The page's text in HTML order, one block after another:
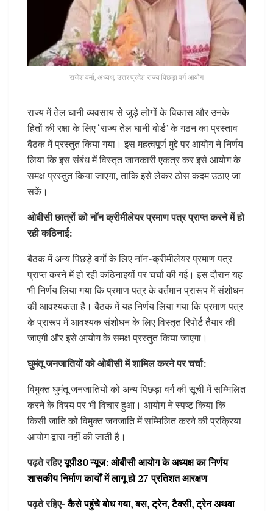
राजेश वर्मा, अध्यक्ष, उत्तर प्रदेश राज्य पिछड़ा वर्ग आयोग
राज्य में तेल घानी व्यवसाय से जुड़े लोगों के विकास और उनके
हितों की रक्षा के लिए ‘राज्य तेल घानी बोर्ड’ के गठन का प्रस्ताव
बैठक में प्रस्तुत किया गया। इस महत्वपूर्ण मुद्दे पर आयोग ने निर्णय
लिया कि इस संबंध में विस्तृत जानकारी एकत्र कर इसे आयोग के
समक्ष प्रस्तुत किया जाएगा, ताकि इसे लेकर ठोस कदम उठाए जा
सकें।
ओबीसी छात्रों को नॉन क्रीमीलेयर प्रमाण पत्र प्राप्त करने में हो
रही कठिनाई:
बैठक में अन्य पिछड़े वर्गों के लिए नॉन-क्रीमीलेयर प्रमाण पत्र
प्राप्त करने में हो रही कठिनाइयों पर चर्चा की गई। इस दौरान यह
भी निर्णय लिया गया कि प्रमाण पत्र के वर्तमान प्रारूप में संशोधन
की आवश्यकता है। बैठक में यह निर्णय लिया गया कि प्रमाण पत्र
के प्रारूप में आवश्यक संशोधन के लिए विस्तृत रिपोर्ट तैयार की
जाएगी और इसे आयोग के समक्ष प्रस्तुत किया जाएगा।
घुमंतू जनजातियों को ओबीसी में शामिल करने पर चर्चा:
विमुक्त घुमंतू जनजातियों को अन्य पिछड़ा वर्ग की सूची में सम्मिलित
करने के विषय पर भी विचार हुआ। आयोग ने स्पष्ट किया कि
किसी जाति को विमुक्त जनजाति में सम्मिलित करने की प्रक्रिया
आयोग द्वारा नहीं की जाती है।
पढ़ते रहिएयूपी80 न्यूज: ओबीसी आयोग के अध्यक्ष का निर्णय-
शासकीय निर्माण कार्यों में लागू हो 27 प्रतिशत आरक्षण
पढ़ते रहिए-कैसे पहुंचे बोध गया, बस, ट्रेन, टैक्सी, ट्रेन अथवा